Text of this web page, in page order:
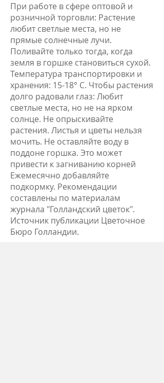
При работе в сфере оптовой и
розничной торговли: Растение
любит светлые места, но не
прямые солнечные лучи.
Поливайте только тогда, когда
земля в горшке становиться сухой.
Температура транспортировки и
хранения: 15-18° С. Чтобы растения
долго радовали глаз: Любит
светлые места, но не на ярком
солнце. Не опрыскивайте
растения. Листья и цветы нельзя
мочить. Не оставляйте воду в
поддоне горшка. Это может
привести к загниванию корней
Ежемесячно добавляйте
подкормку. Рекомендации
составлены по материалам
журнала "Голландский цветок".
Источник публикации Цветочное
Бюро Голландии.